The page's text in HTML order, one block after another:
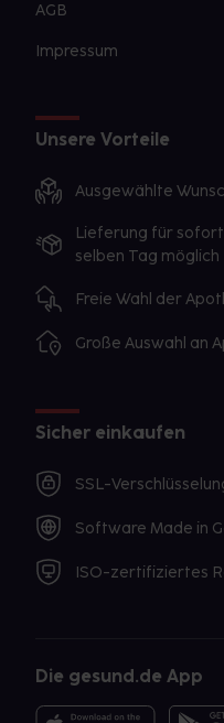
AGB
Impressum
Unsere Vorteile
Ausgewählte
Lieferung für
selben Tag möglich
Freie Wahl der
Große Auswahl an
Sicher einkaufen
SSL-
Software Made in
ISO-zertifiziertes
Die gesund.de App